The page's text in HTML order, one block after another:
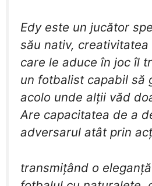
​Edy este un jucător
său nativ,
care le aduce în joc îl
un fotbalist capabil să
acolo unde alții văd
Are capacitatea de a
adversarul atât prin
​transmițând o